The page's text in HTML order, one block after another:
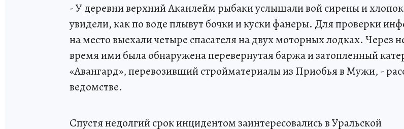
- У деревни верхний Аканлейм рыбаки услышали вой сирены и
увидели, как по воде плывут бочки и куски фанеры. Для проверки
на место выехали четыре спасателя на двух моторных лодках. Через
время ими была обнаружена перевернутая баржа и затопленный
«Авангард», перевозивший стройматериалы из Приобья в Мужи, -
ведомстве.
Спустя недолгий срок инцидентом заинтересовались в Уральской